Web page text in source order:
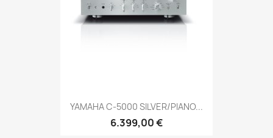
YAMAHA C-5000 SILVER/PIANO...
6.399,00 €